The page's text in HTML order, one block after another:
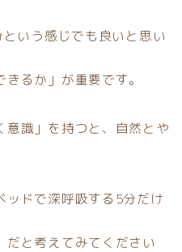
いう感じでも良いと思い
るか」が重要です。
意識」を持つと、自然とや
ッドで深呼吸する5分だけ
と考えてみてください